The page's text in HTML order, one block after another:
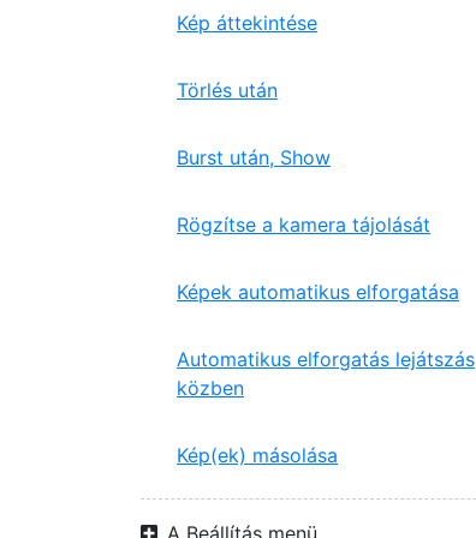
Kép áttekintése
Törlés után
Burst után, Show
Rögzítse a kamera tájolását
Képek automatikus elforgatása
Automatikus elforgatás lejátszás
közben
Kép(ek) másolása
A Beállítás menü